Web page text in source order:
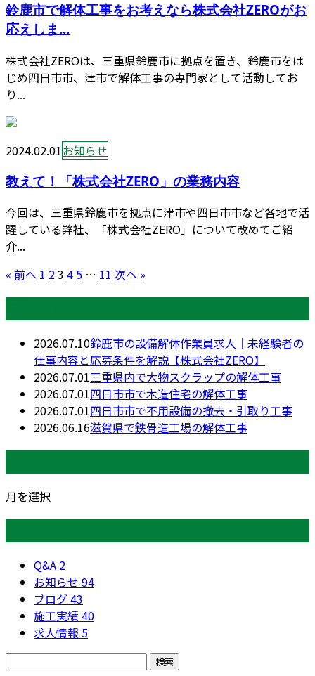
鈴鹿市で解体工事をお考えなら株式会社ZEROがお
応えしま...
株式会社ZEROは、三重県鈴鹿市に拠点を置き、鈴鹿市をは
じめ四日市市、津市で解体工事の専門家として活動してお
り...
2024.02.01お知らせ
教えて！「株式会社ZERO」の業務内容
今回は、三重県鈴鹿市を拠点に津市や四日市市など各地で活
躍している弊社、「株式会社ZERO」について改めてご紹
介...
« 前へ 1 23 4 5 … 11 次へ »
2026.07.10鈴鹿市の設備解体作業員求人｜未経験者の
仕事内容と応募条件を解説【株式会社ZERO】
2026.07.01三重県内で大物スクラップの解体工事
2026.07.01四日市市で木造住宅の解体工事
2026.07.01四日市市で不用設備の撤去・引取り工事
2026.06.16滋賀県で鉄骨造工場の解体工事
月を選択
Q&A 2
お知らせ 94
ブログ43
施工実績40
求人情報 5